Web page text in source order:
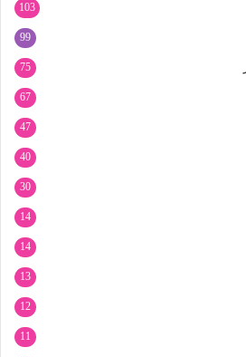
103
99
75
67
47
40
30
14
14
13
12
11